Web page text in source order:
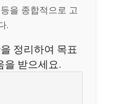
을 종합적으로 고
.
정리하여 목표
을 받으세요.